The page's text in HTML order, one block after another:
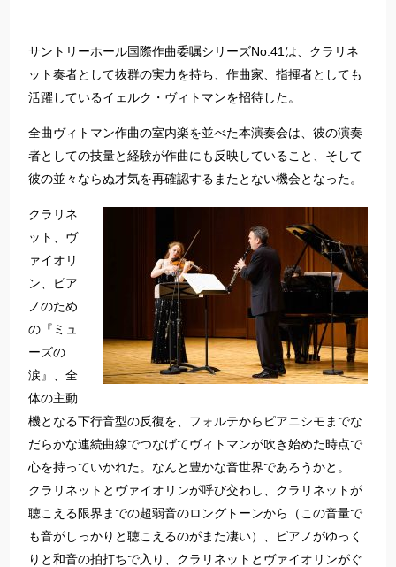
サントリーホール国際作曲委嘱シリーズNo.41は、クラリネ
ット奏者として抜群の実力を持ち、作曲家、指揮者としても
活躍しているイェルク・ヴィトマンを招待した。
全曲ヴィトマン作曲の室内楽を並べた本演奏会は、彼の演奏
者としての技量と経験が作曲にも反映していること、そして
彼の並々ならぬ才気を再確認するまたとない機会となった。
クラリネ
ット、ヴ
ァイオリ
ン、ピア
ノのため
の『ミュ
ーズの
涙』、全
体の主動
機となる下行音型の反復を、フォルテからピアニシモまでな
だらかな連続曲線でつなげてヴィトマンが吹き始めた時点で
心を持っていかれた。なんと豊かな音世界であろうかと。
クラリネットとヴァイオリンが呼び交わし、クラリネットが
聴こえる限界までの超弱音のロングトーンから（この音量で
も音がしっかりと聴こえるのがまた凄い）、ピアノがゆっく
りと和音の拍打ちで入り、クラリネットとヴァイオリンがぐ